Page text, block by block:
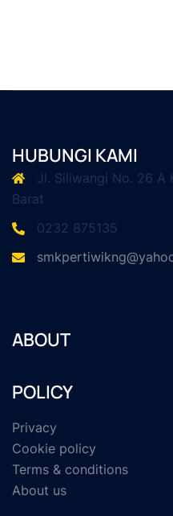
HUBUNGI KAMI
Jl. Siliwangi No. 26 A
Barat
0232 875135
ABOUT
POLICY
Privacy
Cookie policy
Terms & conditions
About us